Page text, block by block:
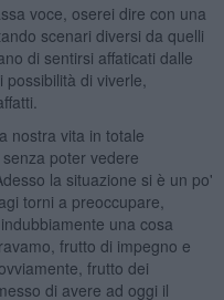
voce, oserei dire con una
scenari diversi da quelli
di sentirsi affaticati dalle
di viverle,
nostra vita in totale
poter vedere
la situazione si è un po'
torni a preoccupare,
una cosa
frutto di impegno e
frutto dei
di avere ad oggi il